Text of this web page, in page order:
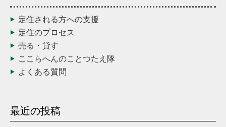
定住される方への支援
定住のプロセス
売る・貸す
ここらへんのことつたえ隊
よくある質問
最近の投稿